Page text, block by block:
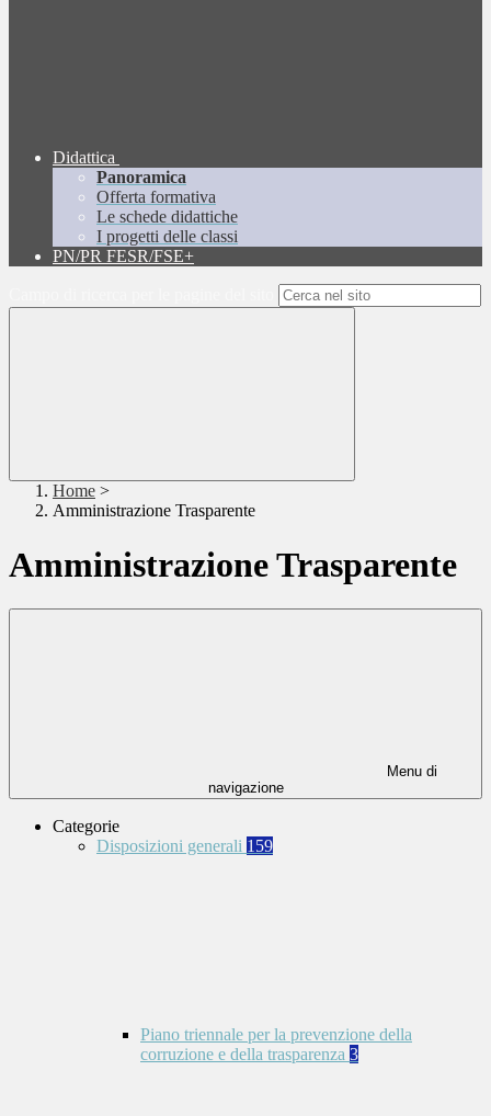
Didattica
Panoramica
Offerta formativa
Le schede didattiche
I progetti delle classi
PN/PR FESR/FSE+
Home >
Amministrazione Trasparente
Amministrazione Trasparente
Menu di
navigazione
Categorie
Disposizioni generali 159
Piano triennale per la prevenzione della
corruzione e della trasparenza 3